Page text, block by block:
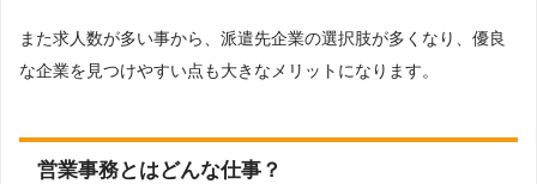
また求人数が多い事から、派遣先企業の選択肢が多くなり、優良
な企業を見つけやすい点も大きなメリットになります。
営業事務とはどんな仕事？